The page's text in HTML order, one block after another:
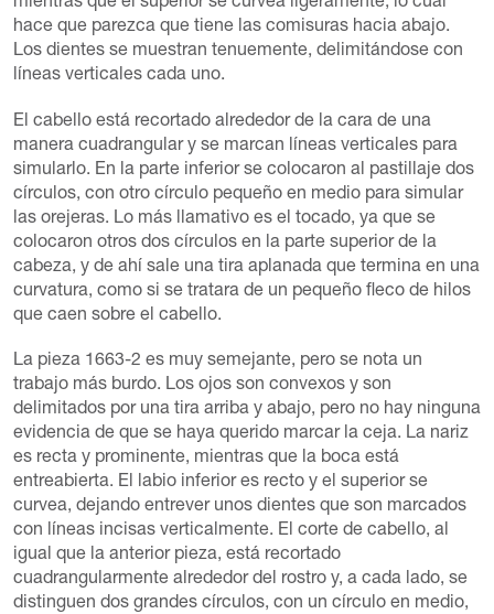
mientras que el superior se curvea ligeramente, lo cual
hace que parezca que tiene las comisuras hacia abajo.
Los dientes se muestran tenuemente, delimitándose con
líneas verticales cada uno.
El cabello está recortado alrededor de la cara de una
manera cuadrangular y se marcan líneas verticales para
simularlo. En la parte inferior se colocaron al pastillaje dos
círculos, con otro círculo pequeño en medio para simular
las orejeras. Lo más llamativo es el tocado, ya que se
colocaron otros dos círculos en la parte superior de la
cabeza, y de ahí sale una tira aplanada que termina en una
curvatura, como si se tratara de un pequeño fleco de hilos
que caen sobre el cabello.
La pieza 1663-2 es muy semejante, pero se nota un
trabajo más burdo. Los ojos son convexos y son
delimitados por una tira arriba y abajo, pero no hay ninguna
evidencia de que se haya querido marcar la ceja. La nariz
es recta y prominente, mientras que la boca está
entreabierta. El labio inferior es recto y el superior se
curvea, dejando entrever unos dientes que son marcados
con líneas incisas verticalmente. El corte de cabello, al
igual que la anterior pieza, está recortado
cuadrangularmente alrededor del rostro y, a cada lado, se
distinguen dos grandes círculos, con un círculo en medio,